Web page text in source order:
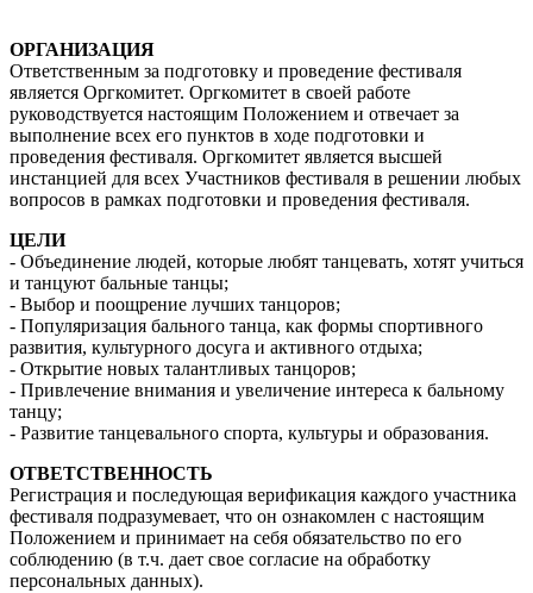
ОРГАНИЗАЦИЯ
Ответственным за подготовку и проведение фестиваля
является Оргкомитет. Оргкомитет в своей работе
руководствуется настоящим Положением и отвечает за
выполнение всех его пунктов в ходе подготовки и
проведения фестиваля. Оргкомитет является высшей
инстанцией для всех Участников фестиваля в решении любых
вопросов в рамках подготовки и проведения фестиваля.
ЦЕЛИ
- Объединение людей, которые любят танцевать, хотят учиться
и танцуют бальные танцы;
- Выбор и поощрение лучших танцоров;
- Популяризация бального танца, как формы спортивного
развития, культурного досуга и активного отдыха;
- Открытие новых талантливых танцоров;
- Привлечение внимания и увеличение интереса к бальному
танцу;
- Развитие танцевального спорта, культуры и образования.
ОТВЕТСТВЕННОСТЬ
Регистрация и последующая верификация каждого участника
фестиваля подразумевает, что он ознакомлен с настоящим
Положением и принимает на себя обязательство по его
соблюдению (в т.ч. дает свое согласие на обработку
персональных данных).